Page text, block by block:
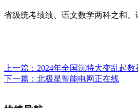
省级统考绩绩、语文数学两科之和
上一篇： 2024年全国沉特大变乱起
下一篇： 北极星智能电网正在线